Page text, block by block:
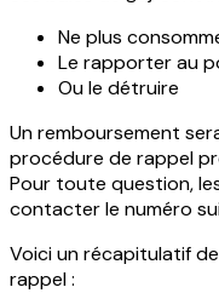
Ne plus
Le rapporter au
Ou le détruire
Un remboursement
procédure de rappel
Pour toute question,
contacter le numéro
Voici un récapitulatif
rappel :